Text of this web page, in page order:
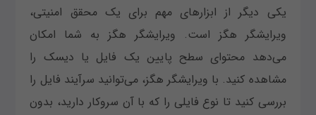
یکی دیگر از ابزارهای مهم برای یک محقق امنیتی،
ویرایشگر هگز است. ویرایشگر هگز به شما امکان
می‌دهد محتوای سطح پایین یک فایل یا دیسک را
مشاهده کنید. با ویرایشگر هگز، می‌توانید سرآیند فایل را
بررسی کنید تا نوع فایلی را که با آن سروکار دارید، بدون